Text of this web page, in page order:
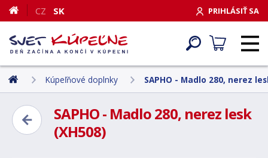
PRIHLÁSIŤ SA
CZ SK
Kúpeľňové doplnky SAPHO - Madlo 280, nerez
SAPHO - Madlo 280, nerez lesk
(XH508)